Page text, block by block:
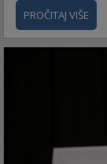
PROČITAJ VIŠE